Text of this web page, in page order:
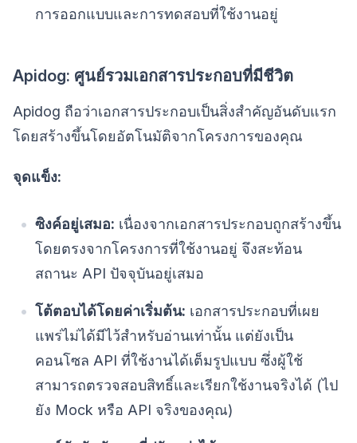
การออกแบบและการทดสอบที่ใช้งานอยู่
Apidog: ศูนย์รวมเอกสารประกอบที่มีชีวิต
Apidog ถือว่าเอกสารประกอบเป็นสิ่งสำคัญอันดับแรก
โดยสร้างขึ้นโดยอัตโนมัติจากโครงการของคุณ
จุดแข็ง:
ซิงค์อยู่เสมอ: เนื่องจากเอกสารประกอบถูกสร้างขึ้น
โดยตรงจากโครงการที่ใช้งานอยู่ จึงสะท้อน
สถานะ API ปัจจุบันอยู่เสมอ
โต้ตอบได้โดยค่าเริ่มต้น: เอกสารประกอบที่เผย
แพร่ไม่ได้มีไว้สำหรับอ่านเท่านั้น แต่ยังเป็น
คอนโซล API ที่ใช้งานได้เต็มรูปแบบ ซึ่งผู้ใช้
สามารถตรวจสอบสิทธิ์และเรียกใช้งานจริงได้ (ไป
ยัง Mock หรือ API จริงของคุณ)